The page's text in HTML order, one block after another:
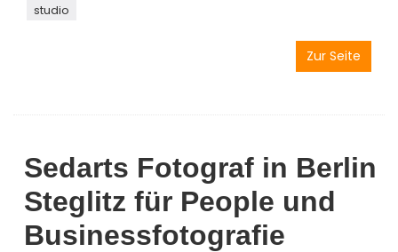
studio
Zur Seite
Sedarts Fotograf in Berlin
Steglitz für People und
Businessfotografie